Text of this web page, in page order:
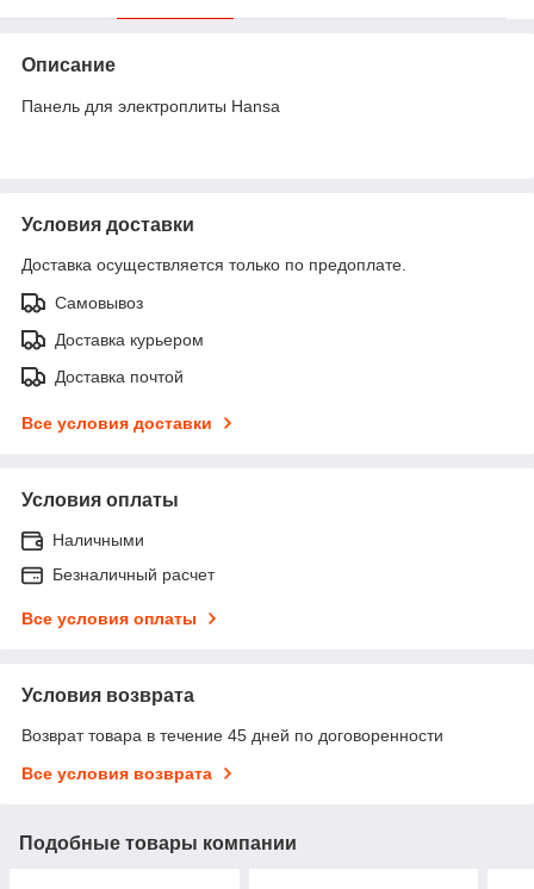
Описание
Панель для электроплиты Hansa
Условия доставки
Доставка осуществляется только по предоплате.
Самовывоз
Доставка курьером
Доставка почтой
Все условия доставки
Условия оплаты
Наличными
Безналичный расчет
Все условия оплаты
Условия возврата
Возврат товара в течение 45 дней по договоренности
Все условия возврата
Подобные товары компании